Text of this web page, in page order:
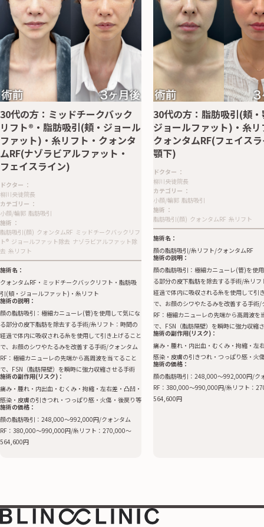
30代の方：ミッドチークバック
リフト®︎・脂肪吸引(頬・ジョール
ファット)・糸リフト・クォンタ
ムRF(ナゾラビアルファット・
フェイスライン)
ドクター ：
柳川央徒院長
カテゴリー ：
小顔/輪郭 脂肪吸引
施術 ：
脂肪吸引(顔) クォンタムRF ミッドチークバックリフ
ト®︎ ジョールファット除去 ナゾラビアルファット除
去 糸リフト
施術名：
クォンタムRF・ミッドチークバックリフト・脂肪吸
引(頬・ジョールファット)・糸リフト
施術の説明：
顔の脂肪吸引：極細カニューレ(管)を使用して気にな
る部分の皮下脂肪を除去する手術/糸リフト：時間の
経過で体内に吸収される糸を使用して引き上げること
で、お顔のシワやたるみを改善する手術/クォンタム
RF：極細カニューレの先端から高周波を当てること
で、FSN（脂肪隔壁）を瞬時に強力収縮させる手術
施術の副作用(リスク)：
痛み・腫れ・内出血・むくみ・拘縮・左右差・凸凹・
感染・皮膚の引きつれ・つっぱり感・火傷・後戻り等
施術の価格：
顔の脂肪吸引：248,000〜992,000円/クォンタム
RF：380,000〜990,000円/糸リフト：270,000〜
564,600円
30代の方：脂肪吸引(頬
ジョールファット)・糸リ
クォンタムRF(フェイス
顎下)
ドクター ：
柳川央徒院長
カテゴリー ：
小顔/輪郭 脂肪吸引
施術 ：
脂肪吸引(顔) クォンタムRF 糸リフト
施術名：
顔の脂肪吸引/糸リフト/クォンタムRF
施術の説明：
顔の脂肪吸引：極細カニューレ(管)を使
る部分の皮下脂肪を除去する手術/糸リフ
経過で体内に吸収される糸を使用して引
で、お顔のシワやたるみを改善する手術/
RF：極細カニューレの先端から高周波を
で、FSN（脂肪隔壁）を瞬時に強力収縮
施術の副作用(リスク)：
痛み・腫れ・内出血・むくみ・拘縮・左
感染・皮膚の引きつれ・つっぱり感・火
施術の価格：
顔の脂肪吸引：248,000〜992,000円/ク
RF：380,000〜990,000円/糸リフト：
564,600円